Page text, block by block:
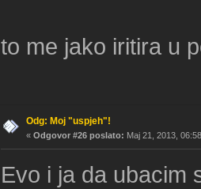
to me jako iritira u
Odg: Moj "uspjeh"!
« Odgovor #26 poslato: Maj 21, 2013,
Evo i ja da ubacim